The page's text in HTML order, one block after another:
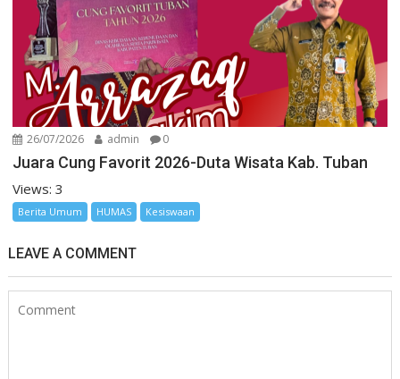
26/07/2026 admin 0
Juara Cung Favorit 2026-Duta Wisata Kab. Tuban
Views: 3
Berita Umum HUMAS Kesiswaan
LEAVE A COMMENT